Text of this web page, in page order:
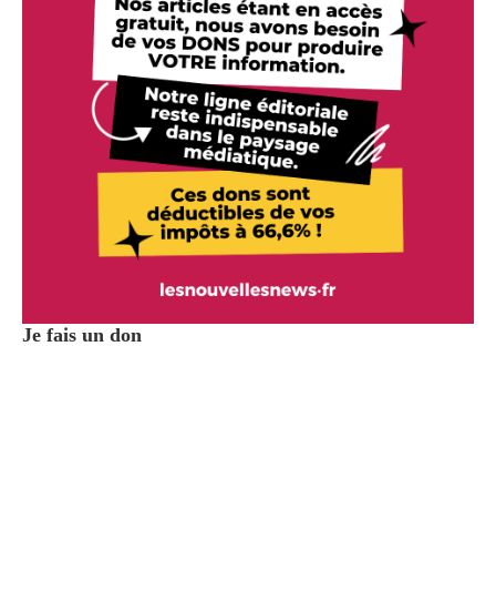
Je fais un don